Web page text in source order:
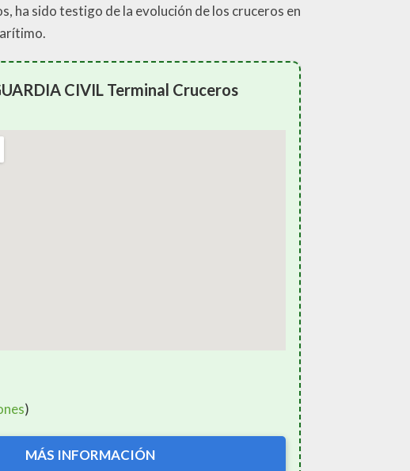
ha sido testigo de la evolución de los cruceros en
CIVIL Terminal Cruceros
)
MÁS INFORMACIÓN